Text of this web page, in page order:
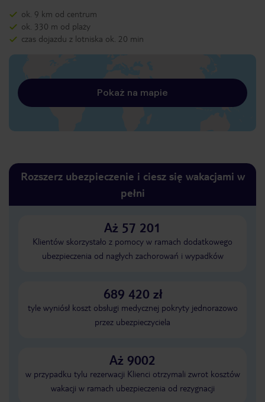
ok. 9 km od centrum
ok. 330 m od plaży
czas dojazdu z lotniska ok. 20 min
Pokaż na mapie
Rozszerz ubezpieczenie i ciesz się wakacjami w
pełni
Aż 57 201
Klientów skorzystało z pomocy w ramach dodatkowego
ubezpieczenia od nagłych zachorowań i wypadków
689 420 zł
tyle wyniósł koszt obsługi medycznej pokryty jednorazowo
przez ubezpieczyciela
Aż 9002
w przypadku tylu rezerwacji Klienci otrzymali zwrot kosztów
wakacji w ramach ubezpieczenia od rezygnacji